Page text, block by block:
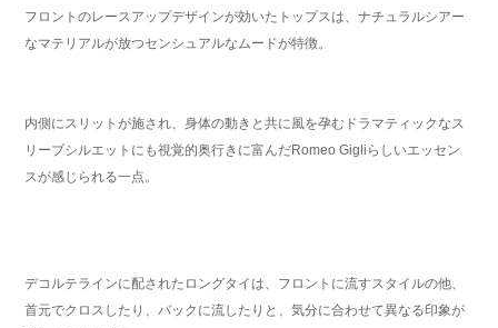
フロントのレースアップデザインが効いたトップスは、ナチュラルシアー
なマテリアルが放つセンシュアルなムードが特徴。
内側にスリットが施され、身体の動きと共に風を孕むドラマティックなス
リーブシルエットにも視覚的奥行きに富んだRomeo Gigliらしいエッセン
スが感じられる一点。
デコルテラインに配されたロングタイは、フロントに流すスタイルの他、
首元でクロスしたり、バックに流したりと、気分に合わせて異なる印象が